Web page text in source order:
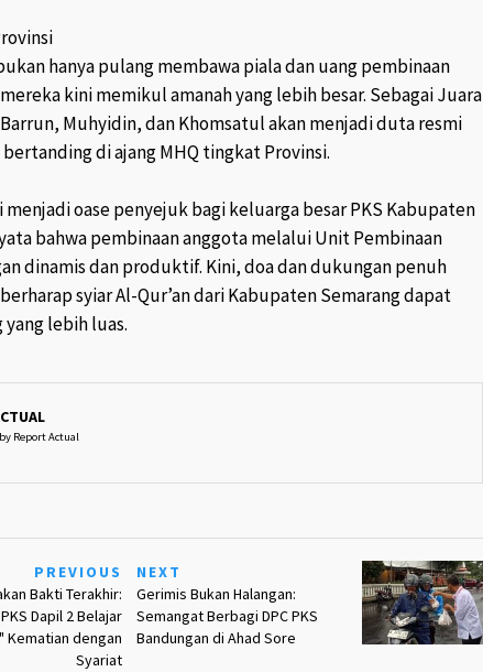
hanya pulang membawa piala dan uang pembinaan
kini memikul amanah yang lebih besar. Sebagai Juara
Muhyidin, dan Khomsatul akan menjadi duta resmi
di ajang MHQ tingkat Provinsi.
oase penyejuk bagi keluarga besar PKS Kabupaten
bahwa pembinaan anggota melalui Unit Pembinaan
dinamis dan produktif. Kini, doa dan dukungan penuh
syiar Al-Qur’an dari Kabupaten Semarang dapat
lebih luas.
Report Actual
PREVIOUS
Bakti Terakhir:
Dapil 2 Belajar
Kematian dengan
Syariat
NEXT
Gerimis Bukan Halangan:
Semangat Berbagi DPC PKS
Bandungan di Ahad Sore